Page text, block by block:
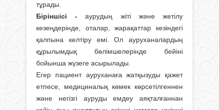
тұрады.
Біріншісі -аурудың жіті және жетілу
кезеңдерінде, оталар, жарақаттар кезіндегі
қалпына келтіру емі. Ол ауруханалардың
құрылымдық бөлімшелерінде бейіні
бойынша жүзеге асырылады.
Егер пациент ауруханаға жатқызуды қажет
етпесе, медициналық көмек көрсетілгеннен
және негізгі ауруды емдеу аяқталғаннан